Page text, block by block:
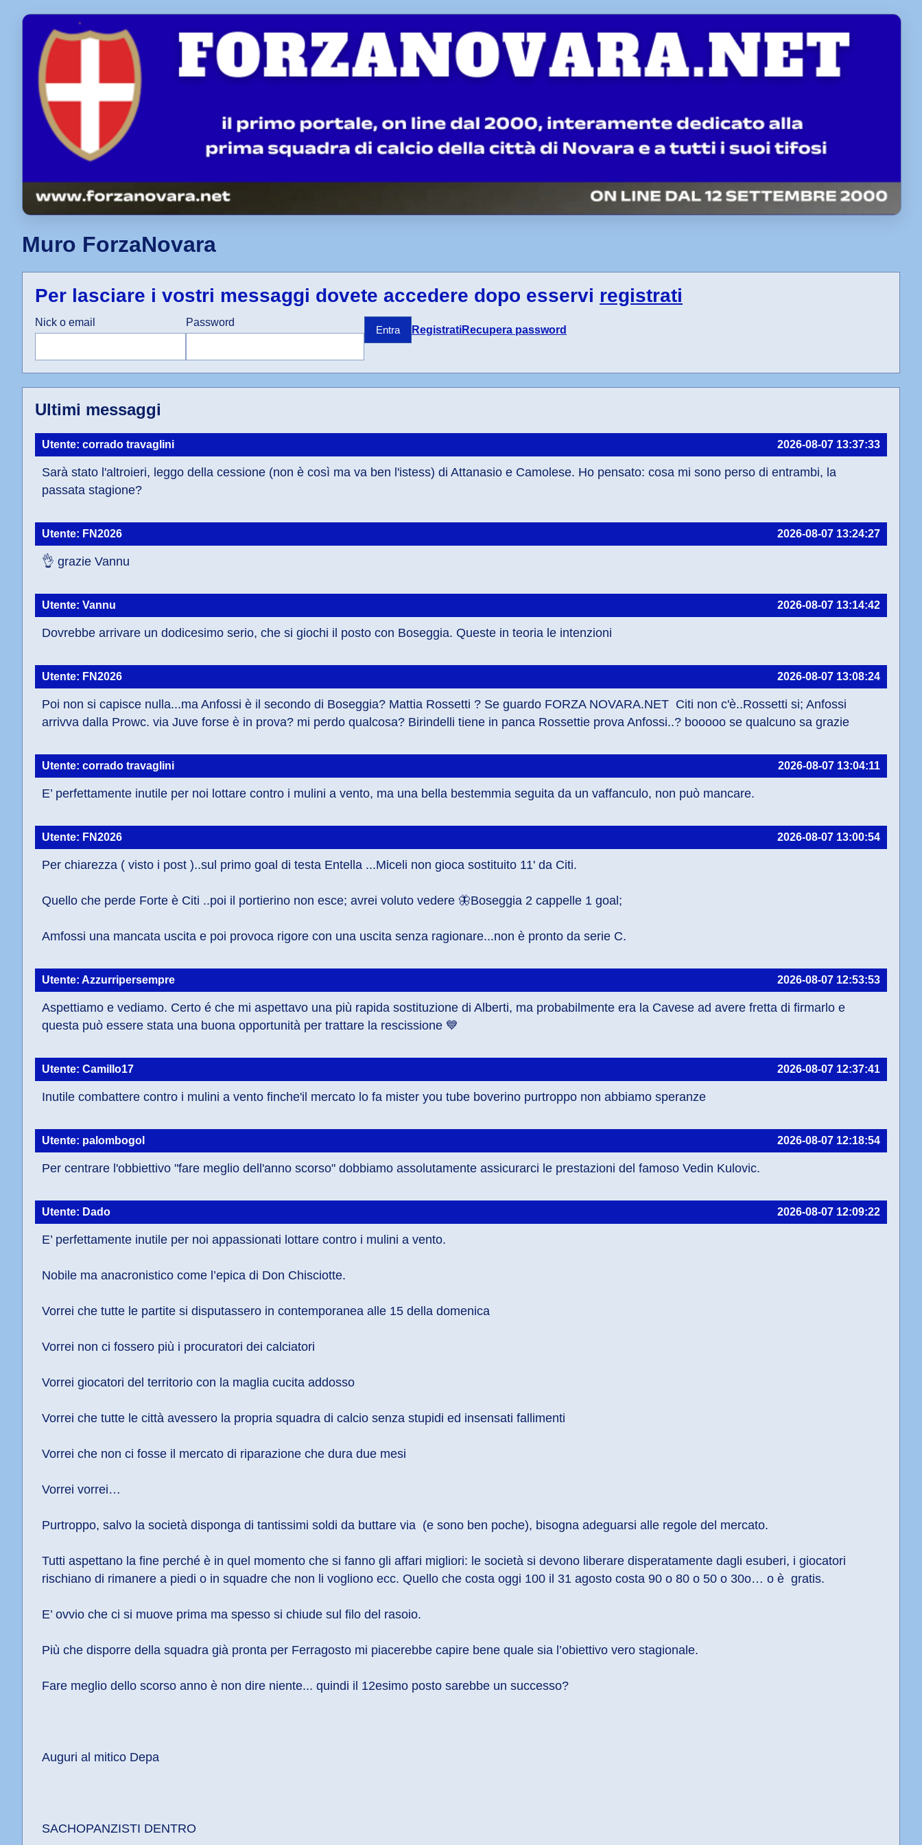
Muro ForzaNovara
Per lasciare i vostri messaggi dovete accedere dopo esservi registrati
Nick o email Password
Entra RegistratiRecupera password
Ultimi messaggi
Utente: corrado travaglini 2026-08-07 13:37:33
Sarà stato l'altroieri, leggo della cessione (non è così ma va ben l'istess) di Attanasio e Camolese. Ho pensato: cosa mi sono perso di entrambi, la
passata stagione?
Utente: FN2026 2026-08-07 13:24:27
👌 grazie Vannu
Utente: Vannu 2026-08-07 13:14:42
Dovrebbe arrivare un dodicesimo serio, che si giochi il posto con Boseggia. Queste in teoria le intenzioni
Utente: FN2026 2026-08-07 13:08:24
Poi non si capisce nulla...ma Anfossi è il secondo di Boseggia? Mattia Rossetti ? Se guardo FORZA NOVARA.NET  Citi non c'è..Rossetti si; Anfossi
arrivva dalla Prowc. via Juve forse è in prova? mi perdo qualcosa? Birindelli tiene in panca Rossettie prova Anfossi..? booooo se qualcuno sa grazie
Utente: corrado travaglini 2026-08-07 13:04:11
E’ perfettamente inutile per noi lottare contro i mulini a vento, ma una bella bestemmia seguita da un vaffanculo, non può mancare.
Utente: FN2026 2026-08-07 13:00:54
Per chiarezza ( visto i post )..sul primo goal di testa Entella ...Miceli non gioca sostituito 11' da Citi.
Quello che perde Forte è Citi ..poi il portierino non esce; avrei voluto vedere 🦋Boseggia 2 cappelle 1 goal;
Amfossi una mancata uscita e poi provoca rigore con una uscita senza ragionare...non è pronto da serie C.
Utente: Azzurripersempre 2026-08-07 12:53:53
Aspettiamo e vediamo. Certo é che mi aspettavo una più rapida sostituzione di Alberti, ma probabilmente era la Cavese ad avere fretta di firmarlo e
questa può essere stata una buona opportunità per trattare la rescissione 💙
Utente: Camillo17 2026-08-07 12:37:41
Inutile combattere contro i mulini a vento finche'il mercato lo fa mister you tube boverino purtroppo non abbiamo speranze
Utente: palombogol 2026-08-07 12:18:54
Per centrare l'obbiettivo "fare meglio dell'anno scorso" dobbiamo assolutamente assicurarci le prestazioni del famoso Vedin Kulovic.
Utente: Dado 2026-08-07 12:09:22
E’ perfettamente inutile per noi appassionati lottare contro i mulini a vento.
Nobile ma anacronistico come l’epica di Don Chisciotte.
Vorrei che tutte le partite si disputassero in contemporanea alle 15 della domenica
Vorrei non ci fossero più i procuratori dei calciatori
Vorrei giocatori del territorio con la maglia cucita addosso
Vorrei che tutte le città avessero la propria squadra di calcio senza stupidi ed insensati fallimenti
Vorrei che non ci fosse il mercato di riparazione che dura due mesi
Vorrei vorrei…
Purtroppo, salvo la società disponga di tantissimi soldi da buttare via  (e sono ben poche), bisogna adeguarsi alle regole del mercato.
Tutti aspettano la fine perché è in quel momento che si fanno gli affari migliori: le società si devono liberare disperatamente dagli esuberi, i giocatori
rischiano di rimanere a piedi o in squadre che non li vogliono ecc. Quello che costa oggi 100 il 31 agosto costa 90 o 80 o 50 o 30o… o è  gratis.
E’ ovvio che ci si muove prima ma spesso si chiude sul filo del rasoio.
Più che disporre della squadra già pronta per Ferragosto mi piacerebbe capire bene quale sia l’obiettivo vero stagionale.
Fare meglio dello scorso anno è non dire niente... quindi il 12esimo posto sarebbe un successo?
Auguri al mitico Depa
SACHOPANZISTI DENTRO